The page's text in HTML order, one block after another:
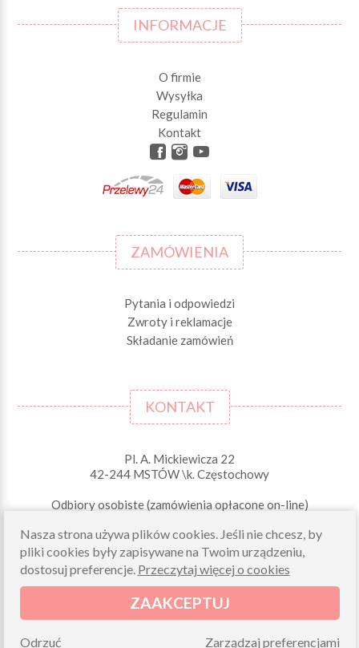
INFORMACJE
O firmie
Wysyłka
Regulamin
Kontakt
ZAMÓWIENIA
Pytania i odpowiedzi
Zwroty i reklamacje
Składanie zamówień
KONTAKT
Pl. A. Mickiewicza 22
42-244 MSTÓW \k. Częstochowy
Odbiory osobiste (zamówienia opłacone on-line)
sklep@morelkowe.pl
+48 34 506 50 60
+48 34 506 50 70
NIP 573 262 56 01
Nasza strona używa plików cookies. Jeśli nie chcesz, by
pliki cookies były zapisywane na Twoim urządzeniu,
dostosuj preferencje. Przeczytaj więcej o cookies
ZAAKCEPTUJ
Zarządzaj preferencjami
Odrzuć